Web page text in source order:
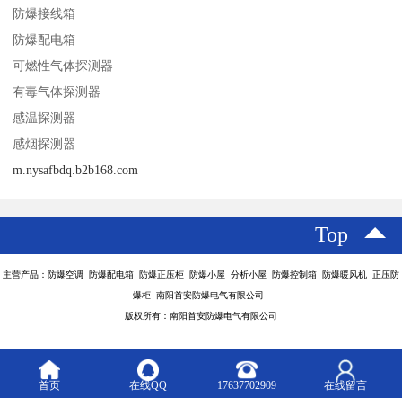
防爆接线箱
防爆配电箱
可燃性气体探测器
有毒气体探测器
感温探测器
感烟探测器
m.nysafbdq.b2b168.com
Top
主营产品：防爆空调 防爆配电箱 防爆正压柜 防爆小屋 分析小屋 防爆控制箱 防爆暖风机 正压防
爆柜 南阳首安防爆电气有限公司
版权所有：南阳首安防爆电气有限公司
首页 在线QQ 17637702909 在线留言